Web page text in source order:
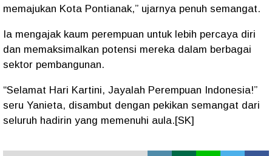
memajukan Kota Pontianak,” ujarnya penuh semangat.
Ia mengajak kaum perempuan untuk lebih percaya diri
dan memaksimalkan potensi mereka dalam berbagai
sektor pembangunan.
“Selamat Hari Kartini, Jayalah Perempuan Indonesia!”
seru Yanieta, disambut dengan pekikan semangat dari
seluruh hadirin yang memenuhi aula.[SK]